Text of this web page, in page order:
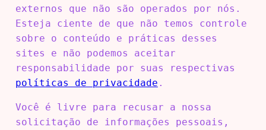
externos que não são operados por nós.
Esteja ciente de que não temos controle
sobre o conteúdo e práticas desses
sites e não podemos aceitar
responsabilidade por suas respectivas
políticas de privacidade .
Você é livre para recusar a nossa
solicitação de informações pessoais,